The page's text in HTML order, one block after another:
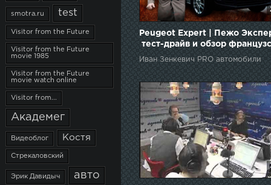
smotra.ru test
Visitor from the Future
Visitor from the Future
movie 1985
Visitor from the Future
movie watch online
Visitor from...
Академег
Видеоблог Костя
Стрекаловский
Эрик Давидыч авто
Peugeot Expert | Пежо
тест-драйв и обзор
фургона | Зенкевич Про
автомобили
Иван Зенкевич PRO автомобили